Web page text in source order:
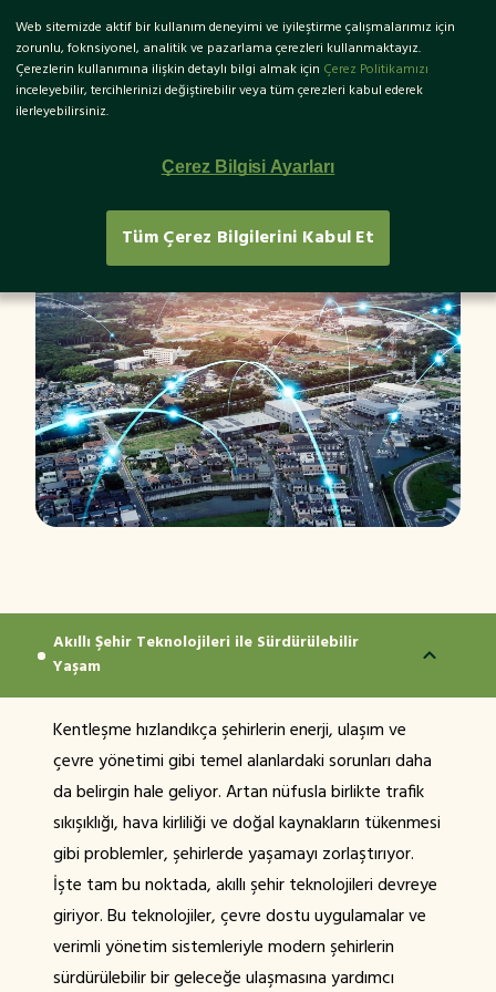
EN
Akıllı Şehir Teknolojileri ile
Sürdürülebilir Yaşam
Akıllı Şehir Teknolojileri ile Sürdürülebilir
Yaşam
Kentleşme hızlandıkça şehirlerin enerji, ulaşım ve
çevre yönetimi gibi temel alanlardaki sorunları daha
da belirgin hale geliyor. Artan nüfusla birlikte trafik
sıkışıklığı, hava kirliliği ve doğal kaynakların tükenmesi
gibi problemler, şehirlerde yaşamayı zorlaştırıyor.
İşte tam bu noktada, akıllı şehir teknolojileri devreye
giriyor. Bu teknolojiler, çevre dostu uygulamalar ve
verimli yönetim sistemleriyle modern şehirlerin
sürdürülebilir bir geleceğe ulaşmasına yardımcı
Web sitemizde aktif bir kullanım deneyimi ve iyileştirme çalışmalarımız için
zorunlu, foknsiyonel, analitik ve pazarlama çerezleri kullanmaktayız.
Çerezlerin kullanımına ilişkin detaylı bilgi almak için Çerez Politikamızı
inceleyebilir, tercihlerinizi değiştirebilir veya tüm çerezleri kabul ederek
ilerleyebilirsiniz.
Çerez Bilgisi Ayarları
Tüm Çerez Bilgilerini Kabul Et